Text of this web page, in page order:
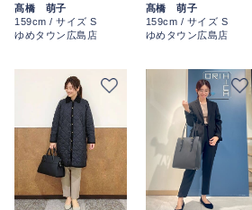
髙橋 萌子
159cm / サイズ S
ゆめタウン広島店
髙橋 萌子
159cm / サイズ S
ゆめタウン広島店